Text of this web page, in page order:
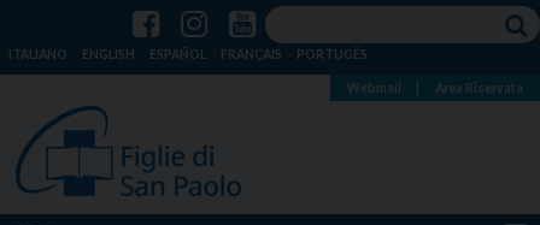
ITALIANO ENGLISH ESPAÑOL FRANÇAIS PORTUGÊS
Webmail Area Riservata